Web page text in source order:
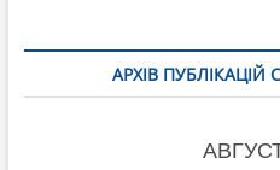
АРХІВ ПУБЛІКАЦІЙ